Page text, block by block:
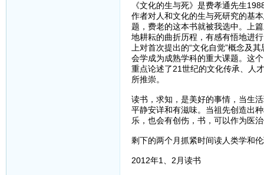
《文化的生与死》是费孝通先生
作者对人和文化的生与死研究的基
题，费老的这本书就被我选中。上
地耕耘的曲折历程，有感有悟地进
上对首次提出的“文化自觉”概念及
会学成为成熟学科的重大课题。这
重点论述了21世纪的文化传承、人
所推崇。
读书，求知，是美好的事情，当生
平静安详和有滋味。当祖先创造出
乐，也会有创伤，书，可以作为医
剩下的两个月抓紧时间读人类学和
2012年1、2月读书